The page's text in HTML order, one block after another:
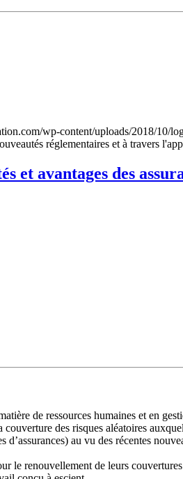
wp-content/uploads/2018/10/
réglementaires et à travers
avantages des
de ressources humaines et en
des risques aléatoires
au vu des récentes
le renouvellement de leurs couvertures